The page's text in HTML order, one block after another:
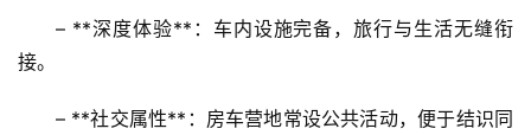
– **深度体验**：车内设施完备，旅行与生活无缝衔
接。
– **社交属性**：房车营地常设公共活动，便于结识同